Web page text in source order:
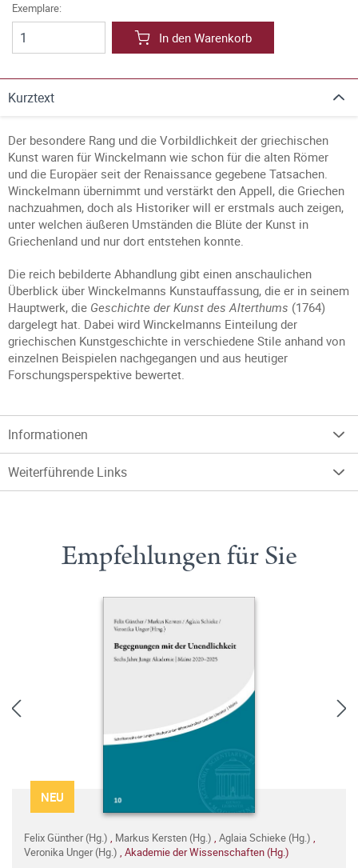
Exemplare:
In den Warenkorb
Kurztext
Der besondere Rang und die Vorbildlichkeit der griechischen
Kunst waren für Winckelmann wie schon für die alten Römer
und die Europäer seit der Renaissance gegebene Tatsachen.
Winckelmann übernimmt und verstärkt den Appell, die Griechen
nachzuahmen, doch als Historiker will er erstmals auch zeigen,
unter welchen äußeren Umständen die Blüte der Kunst in
Griechenland und nur dort entstehen konnte.
Die reich bebilderte Abhandlung gibt einen anschaulichen
Überblick über Winckelmanns Kunstauffassung, die er in seinem
Hauptwerk, die Geschichte der Kunst des Alterthums (1764)
dargelegt hat. Dabei wird Winckelmanns Einteilung der
griechischen Kunstgeschichte in verschiedene Stile anhand von
einzelnen Beispielen nachgegangen und aus heutiger
Forschungsperspektive bewertet.
Informationen
Weiterführende Links
Empfehlungen für Sie
NEU
Felix Günther (Hg.) , Markus Kersten (Hg.) , Aglaia Schieke (Hg.) ,
Veronika Unger (Hg.) , Akademie der Wissenschaften (Hg.)